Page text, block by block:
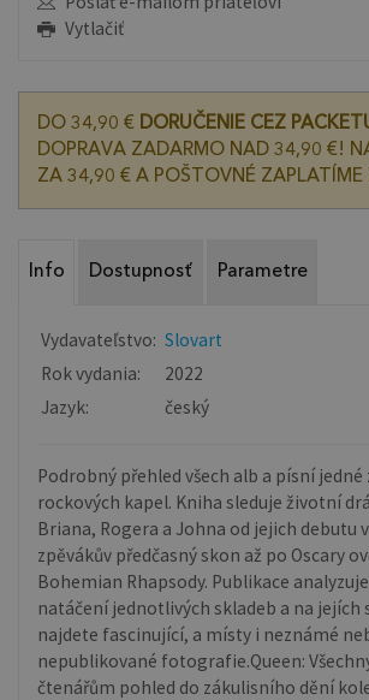
Vytlačiť
DO 34,90 € DORUČENIE CEZ
DOPRAVA ZADARMO NAD 34,90 €!
ZA 34,90 € A POŠTOVNÉ ZAPLATÍME
Info Dostupnosť Parametre
Vydavateľstvo: Slovart
Rok vydania:
2022
Jazyk:
český
Podrobný přehled všech alb a písní
rockových kapel. Kniha sleduje životní
Briana, Rogera a Johna od jejich debutu
zpěvákův předčasný skon až po Oscary
Bohemian Rhapsody. Publikace
natáčení jednotlivých skladeb a na jejích
najdete fascinující, a místy i neznámé
nepublikované fotografie.Queen:
čtenářům pohled do zákulisního dění